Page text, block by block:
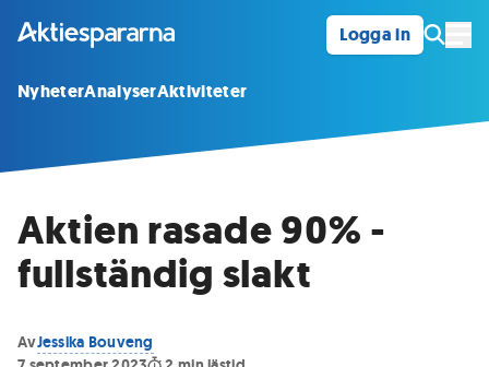
Logga in
NyheterAnalyserAktiviteter
Aktien rasade 90% -
fullständig slakt
AvJessika Bouveng